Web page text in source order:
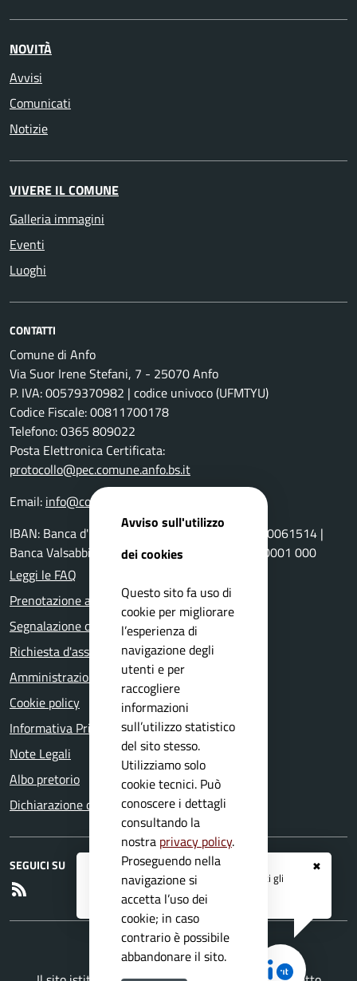
✖
Registrati ai serviziAPP IO
e ricevi tutti gli
aggiornamenti dall'Ente
NOVITÀ
Avvisi
Comunicati
Notizie
VIVERE IL COMUNE
Galleria immagini
Eventi
Luoghi
CONTATTI
Comune di Anfo
Via Suor Irene Stefani, 7 - 25070 Anfo
P. IVA: 00579370982 | codice univoco (UFMTYU)
Codice Fiscale: 00811700178
Telefono: 0365 809022
Posta Elettronica Certificata:
protocollo@pec.comune.anfo.bs.it
Email: info@comune.anfo.bs.it
IBAN: Banca d'Italia: IT77 B030 6911210100000061514 |
Banca Valsabbina IT86 R051 1655 3900 0000 0001 000
Leggi le FAQ
Prenotazione appuntamento
Segnalazione disservizio
Richiesta d'assistenza
Amministrazione trasparente
Cookie policy
Informativa Privacy
Note Legali
Albo pretorio
Dichiarazione di accessibilità
SEGUICI SU
Avviso sull'utilizzo
dei cookies
Questo sito fa uso di
cookie per migliorare
l’esperienza di
navigazione degli
utenti e per
raccogliere
informazioni
sull’utilizzo statistico
del sito stesso.
Utilizziamo solo
cookie tecnici. Può
conoscere i dettagli
consultando la
nostra privacy policy.
Proseguendo nella
navigazione si
accetta l’uso dei
cookie; in caso
contrario è possibile
abbandonare il sito.